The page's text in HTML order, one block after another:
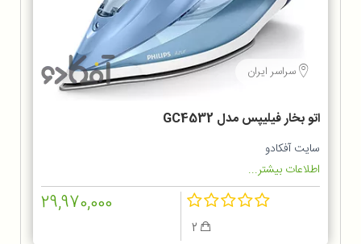
سراسر ایران
اتو بخار فیلیپس مدل GC4532
سایت آفکادو
اطلاعات بیشتر...
29,970,000